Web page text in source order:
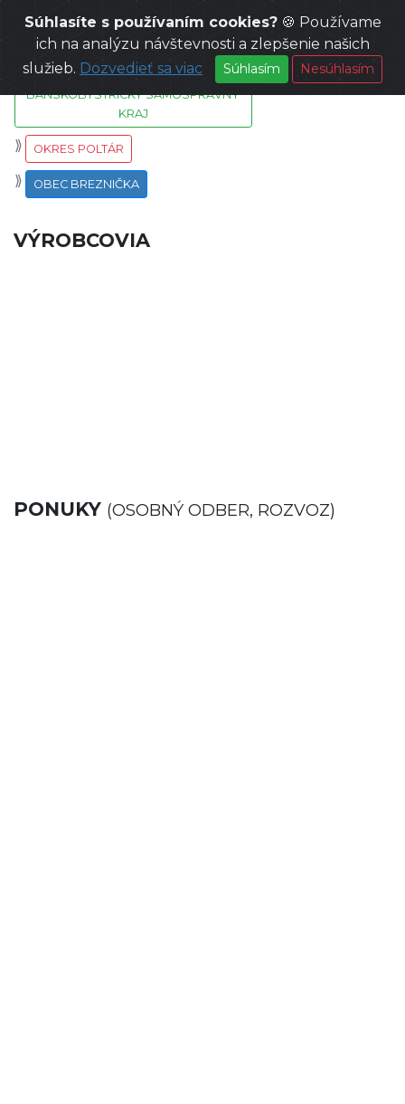
SLOVENSKO
BANSKOBYSTRICKÝ SAMOSPRÁVNY
KRAJ
OKRES POLTÁR
OBEC BREZNIČKA
VÝROBCOVIA
PONUKY (OSOBNÝ ODBER, ROZVOZ)
Súhlasíte s používaním cookies?🍪 Používame
ich na analýzu návštevnosti a zlepšenie našich
služieb. Dozvedieť sa viac Súhlasím Nesúhlasím